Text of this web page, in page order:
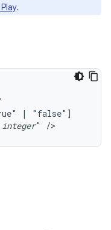
.
|
integer" />